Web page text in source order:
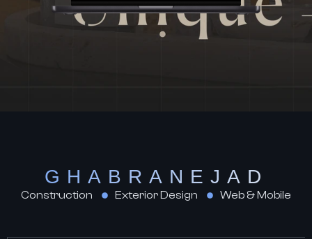
GHABRANEJAD
Web & Mobile
Exterior Design
Construction